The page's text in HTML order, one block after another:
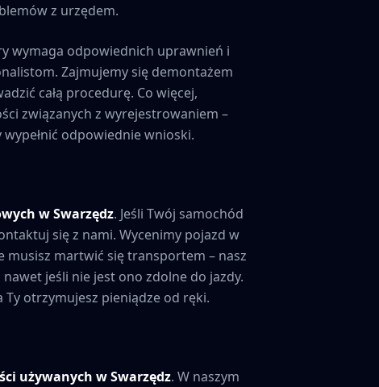
z urzędem.
wymaga odpowiednich uprawnień i
Zajmujemy się demontażem
całą procedurę. Co więcej,
związanych z wyrejestrowaniem –
odpowiednie wnioski.
wSwarzędz. Jeśli Twój samochód
się z nami. Wycenimy pojazd w
musisz martwić się transportem – nasz
jeśli nie jest ono zdolne do jazdy.
Ty otrzymujesz pieniądze od ręki.
używanych wSwarzędz. W naszym